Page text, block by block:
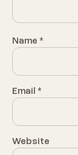
Name *
Email *
Website